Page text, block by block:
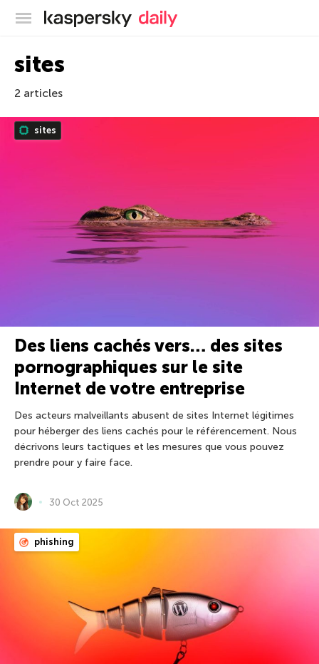
Blog officiel de Kaspersky
sites
2 articles
sites
Des liens cachés vers… des sites
pornographiques sur le site
Internet de votre entreprise
Des acteurs malveillants abusent de sites Internet légitimes
pour héberger des liens cachés pour le référencement. Nous
décrivons leurs tactiques et les mesures que vous pouvez
prendre pour y faire face.
30 Oct 2025
phishing